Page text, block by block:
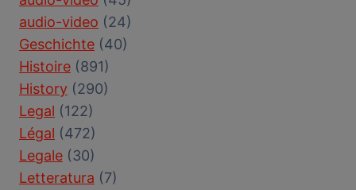
audio-video (24)
Geschichte (40)
Histoire (891)
History (290)
Legal (122)
Légal (472)
Legale (30)
Letteratura (7)